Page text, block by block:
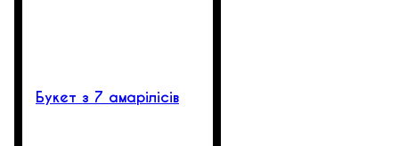
Букет з 7 амарілісів